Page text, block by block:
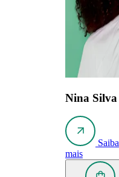
Nina Silva
Saiba
mais